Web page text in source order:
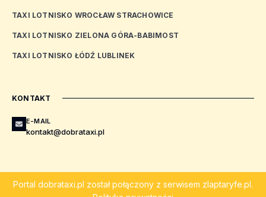
TAXI LOTNISKO WROCŁAW STRACHOWICE
TAXI LOTNISKO ZIELONA GÓRA-BABIMOST
TAXI LOTNISKO ŁÓDŹ LUBLINEK
KONTAKT
E-MAIL
kontakt@dobrataxi.pl
Portal dobrataxi.pl został połączony z serwisem zlaptaryfe.pl.